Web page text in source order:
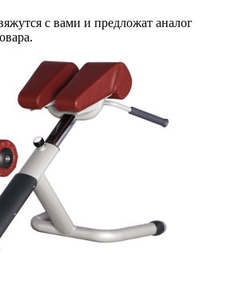
с вами и предложат аналог